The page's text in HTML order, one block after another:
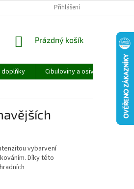
REKLAMAČNÍ ŘÁD
Přihlášení
NÁKUPNÍ
Prázdný košík
Cibuloviny a osivo
vybarvení
Díky této